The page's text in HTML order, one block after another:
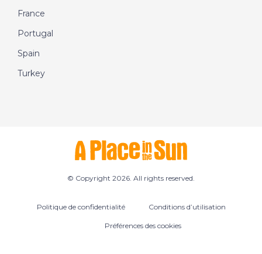
France
Portugal
Spain
Turkey
© Copyright 2026. All rights reserved.
Politique de confidentialité Conditions d’utilisation
Préférences des cookies